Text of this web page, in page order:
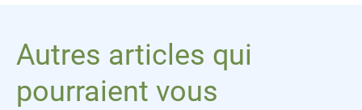
Autres articles qui
pourraient vous